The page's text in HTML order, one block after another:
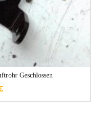
Geschlossen